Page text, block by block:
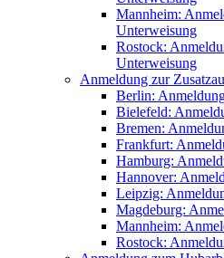
Mannheim:
Unterweisung
Rostock:
Unterweisung
Anmeldung zur
Berlin:
Bielefeld:
Bremen:
Frankfurt:
Hamburg:
Hannover:
Leipzig:
Magdeburg:
Mannheim:
Rostock: